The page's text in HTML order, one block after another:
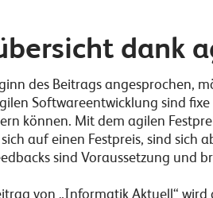
dank
des Beitrags angesprochen,
Softwareentwicklung sind
können. Mit dem agilen
auf einen Festpreis, sind sich
sind Voraussetzung und
von „Informatik Aktuell“ wird